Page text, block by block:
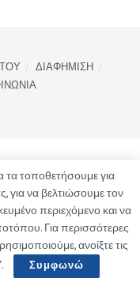
ΔΙΑΦΗΜΙΣΗ
τοποθετήσουμε για
να βελτιώσουμε τον
περιεχόμενο και να
Για περισσότερες
ανοίξτε τις
. Συμφωνώ